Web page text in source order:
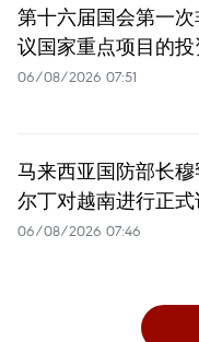
第十六届国会第一
议国家重点项目的
06/08/2026 07:51
马来西亚国防部长穆
尔丁对越南进行正式
06/08/2026 07:46